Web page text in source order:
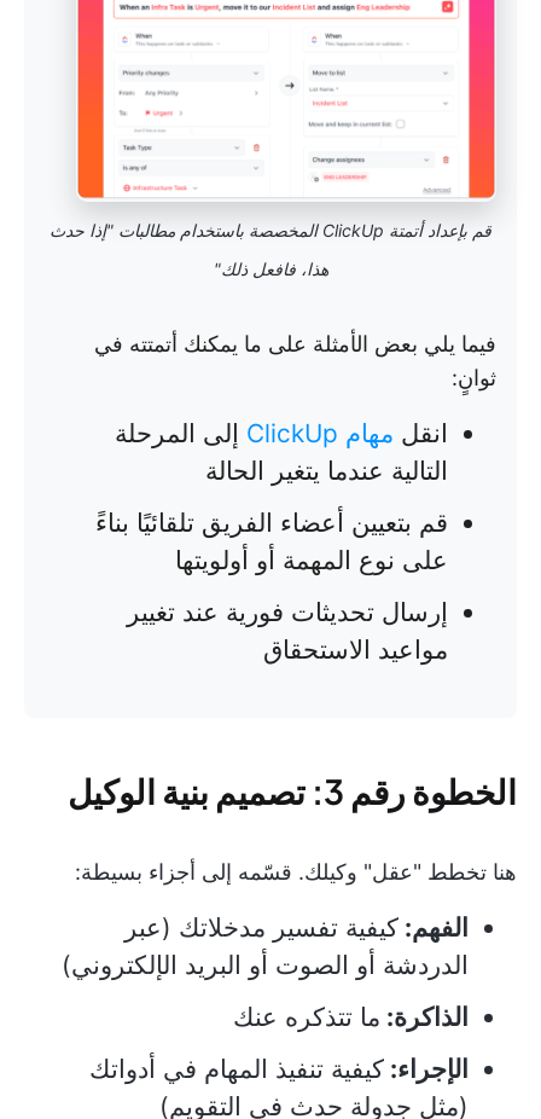
قم بإعداد أتمتة ClickUp المخصصة باستخدام مطالبات "إذا حدث
هذا، فافعل ذلك"
فيما يلي بعض الأمثلة على ما يمكنك أتمتته في
ثوانٍ:
انقل مهام ClickUp
إلى المرحلة
التالية عندما يتغير الحالة
قم بتعيين أعضاء الفريق تلقائيًا بناءً
على نوع المهمة أو أولويتها
إرسال تحديثات فورية عند تغيير
مواعيد الاستحقاق
الخطوة رقم 3: تصميم بنية الوكيل
هنا تخطط "عقل" وكيلك. قسّمه إلى أجزاء بسيطة:
الفهم: كيفية تفسير مدخلاتك (عبر
الدردشة أو الصوت أو البريد الإلكتروني)
الذاكرة: ما تتذكره عنك
الإجراء: كيفية تنفيذ المهام في أدواتك
(مثل جدولة حدث في التقويم)